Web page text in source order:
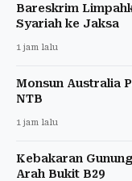
Bareskrim
Syariah ke Jaksa
1 jam lalu
Monsun Australia
NTB
1 jam lalu
Kebakaran
Arah Bukit B29